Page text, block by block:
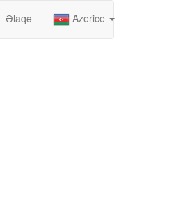
Əlaqə Azerice